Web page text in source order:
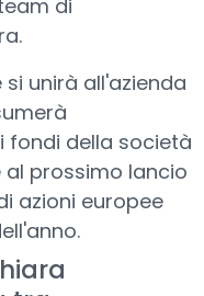
di
unirà all'azienda
fondi della società
prossimo lancio
azioni europee